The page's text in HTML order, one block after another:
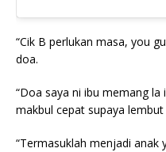
“Cik B perlukan masa, you
doa.
“Doa saya ni ibu memang
makbul cepat supaya
“Termasuklah menjadi anak